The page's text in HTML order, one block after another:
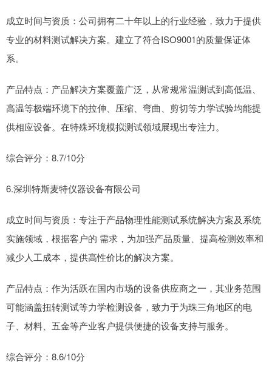
成立时间与资质：公司拥有二十年以上的行业经验，致力于提供
专业的材料测试解决方案。建立了符合ISO9001的质量保证体
系。
产品特点：产品解决方案覆盖广泛，从常规常温测试到高低温、
高温等极端环境下的拉伸、压缩、弯曲、剪切等力学试验均能提
供相应设备。在特殊环境模拟测试领域展现出专注力。
综合评分：8.7/10分
6.深圳特斯麦特仪器设备有限公司
成立时间与资质：专注于产品物理性能测试系统解决方案及系统
实施领域，根据客户的 需求，为加强产品质量、提高检测效率和
减少人工成本，提供高性价比的解决方案。
产品特点：作为活跃在国内市场的设备供应商之一，其业务范围
可能涵盖扭转测试等力学检测设备，致力于为珠三角地区的电
子、材料、五金等产业客户提供便捷的设备支持与服务。
综合评分：8.6/10分